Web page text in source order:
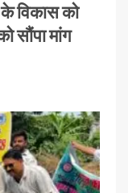
विकास को
सौंपा मांग